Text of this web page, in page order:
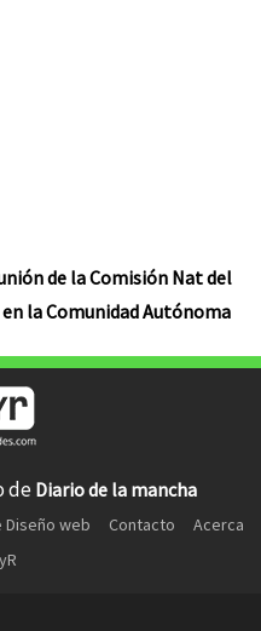
de la Comisión Nat del
la Comunidad Autónoma
de Diario de la mancha
web Contacto
Acerca